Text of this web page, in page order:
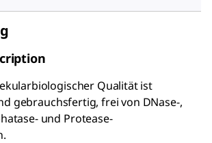
Qualität ist
gebrauchsfertig, frei von DNase-,
und Protease-